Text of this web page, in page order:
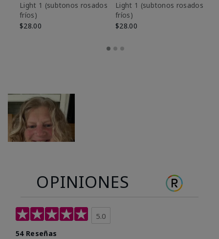
Light 1​ (subtonos rosados
fríos)
$28.00
Light 1​ (subtonos rosados
fríos)
$28.00
OPINIONES
5.0
54 Reseñas